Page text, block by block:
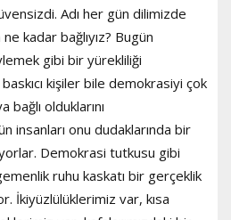
Adı her gün dilimizde
kadar bağlıyız? Bugün
gibi bir yürekliliği
kişiler bile demokrasiyi çok
bağlı olduklarını
insanları onu dudaklarında bir
Demokrasi tutkusu gibi
ruhu kaskatı bir gerçeklik
İkiyüzlülüklerimiz var, kısa